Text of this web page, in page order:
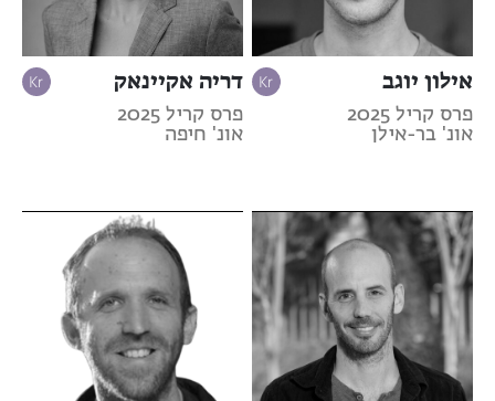
אילון יוגב
פרס קריל 2025
אונ' בר-אילן
דריה אקיינאק
פרס קריל 2025
אונ' חיפה